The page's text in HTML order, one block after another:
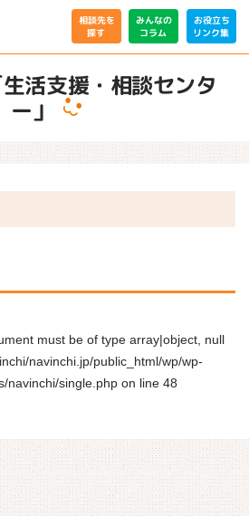
相談先を
探す
みんなの
コラム
お役立ち
リンク集
活支援・相談センタ
ー」
must be of type array|object, null
navinchi.jp/public_html/wp/wp-
navinchi/single.phpon line 48